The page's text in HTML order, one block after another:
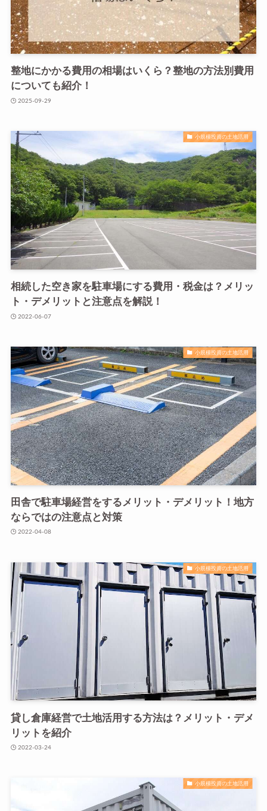
整地にかかる費用の相場はいくら？整地の方法別費用
についても紹介！
2025-09-29
小規模投資の土地活用
相続した空き家を駐車場にする費用・税金は？メリッ
ト・デメリットと注意点を解説！
2022-06-07
小規模投資の土地活用
田舎で駐車場経営をするメリット・デメリット！地方
ならではの注意点と対策
2022-04-08
小規模投資の土地活用
貸し倉庫経営で土地活用する方法は？メリット・デメ
リットを紹介
2022-03-24
小規模投資の土地活用